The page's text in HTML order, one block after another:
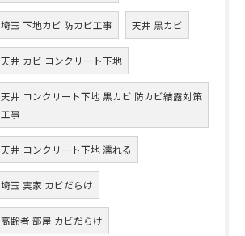
埼玉 下地カビ 防カビ工事 天井 黒カビ
天井 カビ コンクリート下地
天井 コンクリート下地 黒カビ 防カビ結露対策
工事
天井 コンクリート下地 濡れる
埼玉 実家 カビだらけ
高齢者 部屋 カビだらけ